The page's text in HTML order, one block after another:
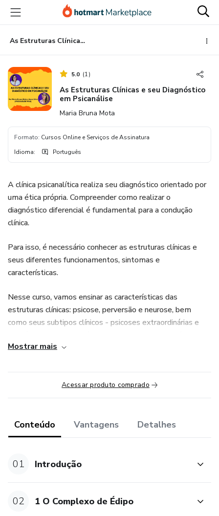
para
conteúdo
principal
para
pagamento
para
rodapé
As Estruturas Clínicas e seu Diagnóstico em Psicanálise
5.0 (1)
As Estruturas Clínicas e seu Diagnóstico
em Psicanálise
Maria Bruna Mota
Formato: Cursos Online e Serviços de Assinatura
Idioma: Português
A clínica psicanalítica realiza seu diagnóstico orientado por
uma ética própria. Compreender como realizar o
diagnóstico diferencial é fundamental para a condução
clínica.
Para isso, é necessário conhecer as estruturas clínicas e
seus diferentes funcionamentos, sintomas e
características.
Nesse curso, vamos ensinar as características das
estruturas clínicas: psicose, perversão e neurose, bem
como seus subtipos clínicos - psicoses extraordinárias e
como realizar o diagnóstico diferencial.
O curso é composto por 7 módulos, aulas ao vivo e grupo
exclusivo no Whatsaap.
Módulo 1- O Complexo de Édipo
Aula 1: O C.E em Freud
Aula 2: O C.E em Lacan
Aula 3: As estruturas como consequência
Mostrar mais
Acessar produto comprado
Conteúdo Vantagens Detalhes
01 Introdução
02 1 O Complexo de Édipo